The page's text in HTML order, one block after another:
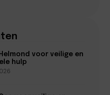
voor veilige en
hulp